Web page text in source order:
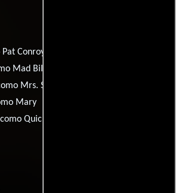
Conroy
Mad Billy
Mrs. Scott (school principal)
Mary
como Quickfellow